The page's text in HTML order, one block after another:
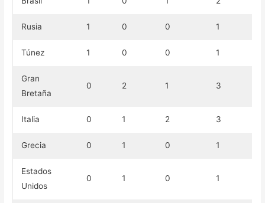
Rusia 1 0 0 1
Túnez 1 0 0 1
Gran
Bretaña
0 2 1 3
Italia 0 1 2 3
Grecia 0 1 0 1
Estados
Unidos
0 1 0 1